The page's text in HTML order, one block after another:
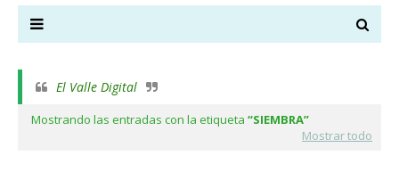
El Valle Digital
Mostrando las entradas con la etiqueta
SIEMBRA
Mostrar todo